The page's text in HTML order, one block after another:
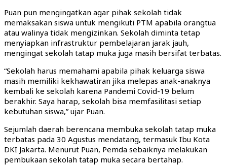
Puan pun mengingatkan agar pihak sekolah tidak
memaksakan siswa untuk mengikuti PTM apabila orangtua
atau walinya tidak mengizinkan. Sekolah diminta tetap
menyiapkan infrastruktur pembelajaran jarak jauh,
mengingat sekolah tatap muka juga masih bersifat terbatas.
“Sekolah harus memahami apabila pihak keluarga siswa
masih memiliki kekhawatiran jika melepas anak-anaknya
kembali ke sekolah karena Pandemi Covid-19 belum
berakhir. Saya harap, sekolah bisa memfasilitasi setiap
kebutuhan siswa,” ujar Puan.
Sejumlah daerah berencana membuka sekolah tatap muka
terbatas pada 30 Agustus mendatang, termasuk Ibu Kota
DKI Jakarta. Menurut Puan, Pemda sebaiknya melakukan
pembukaan sekolah tatap muka secara bertahap.